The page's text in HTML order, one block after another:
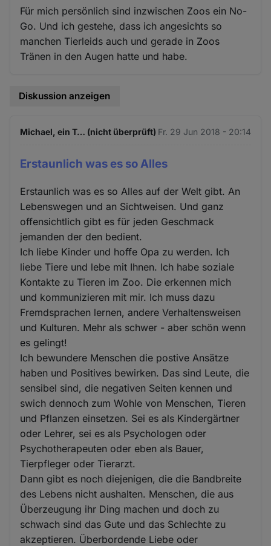
Für mich persönlich sind inzwischen Zoos ein No-
Go. Und ich gestehe, dass ich angesichts so
manchen Tierleids auch und gerade in Zoos
Tränen in den Augen hatte und habe.
Diskussion anzeigen
Michael, ein T… (nicht überprüft) Fr. 29 Jun 2018 - 20:14
Erstaunlich was es so Alles
Erstaunlich was es so Alles auf der Welt gibt. An
Lebenswegen und an Sichtweisen. Und ganz
offensichtlich gibt es für jeden Geschmack
jemanden der den bedient.
Ich liebe Kinder und hoffe Opa zu werden. Ich
liebe Tiere und lebe mit Ihnen. Ich habe soziale
Kontakte zu Tieren im Zoo. Die erkennen mich
und kommunizieren mit mir. Ich muss dazu
Fremdsprachen lernen, andere Verhaltensweisen
und Kulturen. Mehr als schwer - aber schön wenn
es gelingt!
Ich bewundere Menschen die postive Ansätze
haben und Positives bewirken. Das sind Leute, die
sensibel sind, die negativen Seiten kennen und
swich dennoch zum Wohle von Menschen, Tieren
und Pflanzen einsetzen. Sei es als Kindergärtner
oder Lehrer, sei es als Psychologen oder
Psychotherapeuten oder eben als Bauer,
Tierpfleger oder Tierarzt.
Dann gibt es noch diejenigen, die die Bandbreite
des Lebens nicht aushalten. Menschen, die aus
Überzeugung ihr Ding machen und doch zu
schwach sind das Gute und das Schlechte zu
akzeptieren. Überbordende Liebe oder